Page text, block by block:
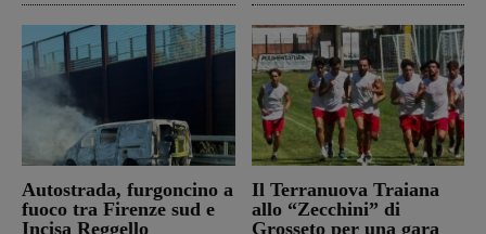
Autostrada, furgoncino a
fuoco tra Firenze sud e
Incisa Reggello
Il Terranuova Traiana
allo “Zecchini” di
Grosseto per una gara